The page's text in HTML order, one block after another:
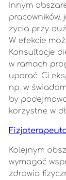
Innym
życia przy
W efekcie
Konsultacje
w ramach
uporać. Ci
np. w
by
korzystne w
Kolejnym
wymagać
zdrowia